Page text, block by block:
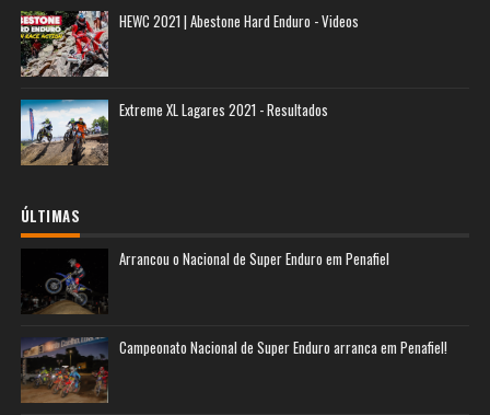
HEWC 2021 | Abestone Hard Enduro - Videos
Extreme XL Lagares 2021 - Resultados
ÚLTIMAS
Arrancou o Nacional de Super Enduro em Penafiel
Campeonato Nacional de Super Enduro arranca em Penafiel!